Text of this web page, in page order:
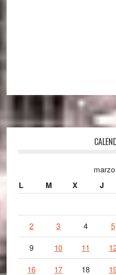
L M X J
2 3 4 5
9 10 11
16 17 18